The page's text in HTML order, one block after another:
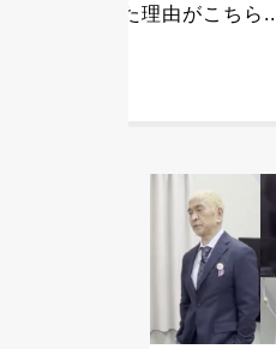
だが...